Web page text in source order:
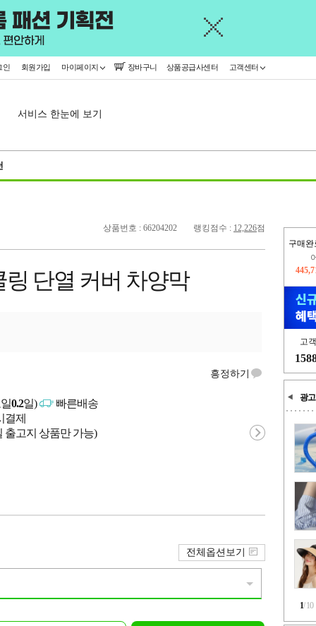
인 회원가입 마이페이지 장바구니 상품공급사센터 고객센터
서비스 한눈에 보기
구매완
고
광고
1/10
상품번호 : 66204202 랭킹점수 : 12,226점
단열 커버 차양막
흥정하기
0.2일)
빠른배송
결제
출고지 상품만 가능)
전체옵션보기